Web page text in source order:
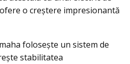
o creștere impresionantă
folosește un sistem de
stabilitatea